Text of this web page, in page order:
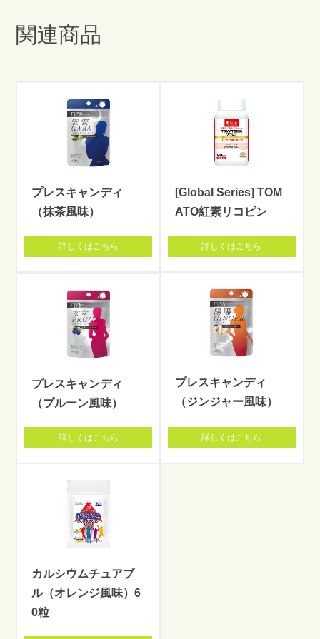
関連商品
プレスキャンディ
（抹茶風味）
詳しくはこちら
[Global Series] TOM
ATO紅素リコピン
詳しくはこちら
プレスキャンディ
（プルーン風味）
詳しくはこちら
プレスキャンディ
（ジンジャー風味）
詳しくはこちら
カルシウムチュアブ
ル（オレンジ風味）6
0粒